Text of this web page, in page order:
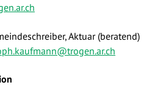
Aktuar (beratend)